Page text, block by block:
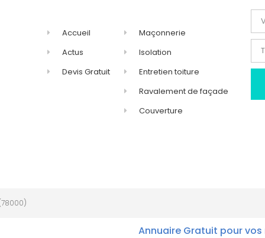
Accueil
Actus
Devis Gratuit
Maçonnerie
Isolation
Entretien toiture
Ravalement de façade
Couverture
(78000)
Annuaire Gratuit pour